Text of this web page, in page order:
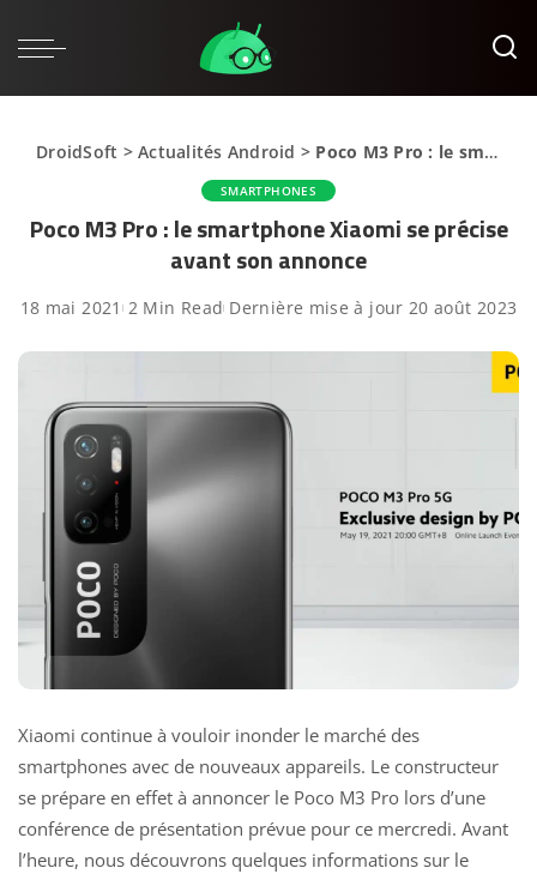
DroidSoft >Actualités Android > Poco M3 Pro : le smartphone Xiaomi se précise avant son annonce
SMARTPHONES
Poco M3 Pro : le smartphone Xiaomi se précise
avant son annonce
18 mai 2021 2 Min Read Dernière mise à jour 20 août 2023
Xiaomi continue à vouloir inonder le marché des
smartphones avec de nouveaux appareils. Le constructeur
se prépare en effet à annoncer le Poco M3 Pro lors d’une
conférence de présentation prévue pour ce mercredi. Avant
l’heure, nous découvrons quelques informations sur le